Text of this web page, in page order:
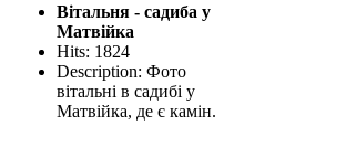
Вітальня - садиба у
Матвійка
Hits: 1824
Description: Фото
вітальні в садибі у
Матвійка, де є камін.